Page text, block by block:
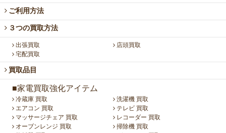
ご利用方法
３つの買取方法
出張買取
店頭買取
宅配買取
買取品目
■家電買取強化アイテム
冷蔵庫 買取
洗濯機 買取
エアコン 買取
テレビ 買取
マッサージチェア 買取
レコーダー 買取
オーブンレンジ 買取
掃除機 買取